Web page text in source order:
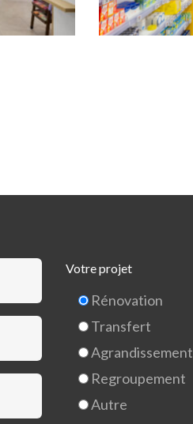
Votre projet
Rénovation
Transfert
Agrandissement
Regroupement
Autre